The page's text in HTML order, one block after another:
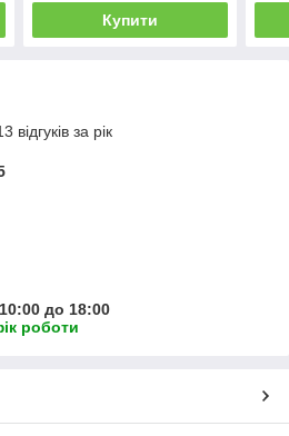
Купити
за рік
до 18:00
роботи